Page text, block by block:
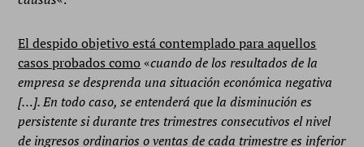
El despido objetivo está contemplado para aquellos
casos probados como«cuando de los resultados de la
empresa se desprenda una situación económica negativa
[…]. En todo caso, se entenderá que la disminución es
persistente si durante tres trimestres consecutivos el nivel
de ingresos ordinarios o ventas de cada trimestre es inferior